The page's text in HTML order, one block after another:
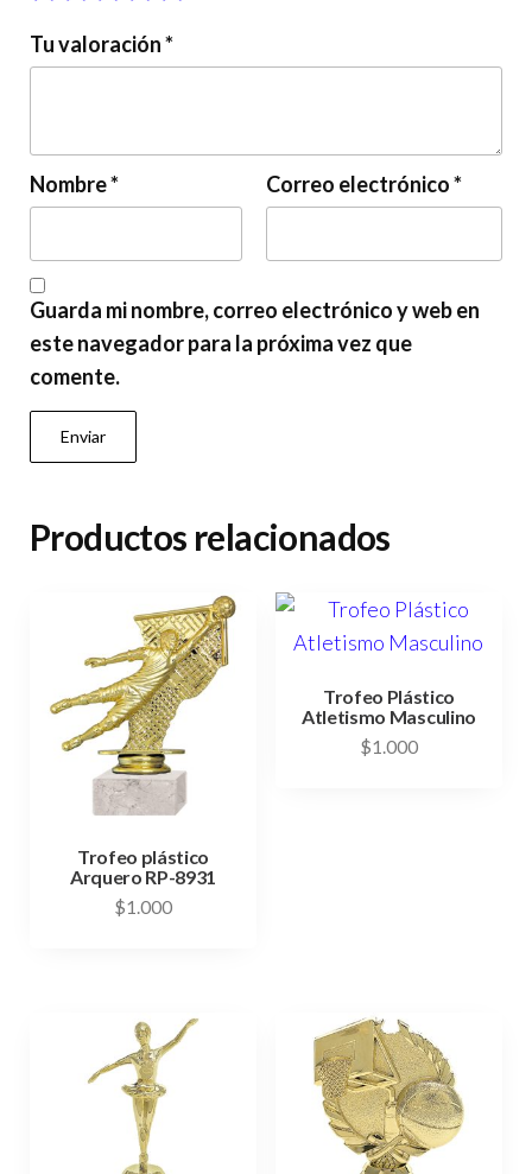
Tu valoración*
Nombre* Correo electrónico*
Guarda mi nombre, correo electrónico y web en
este navegador para la próxima vez que
comente.
Productos relacionados
Trofeo plástico
Arquero RP-8931
$1.000
Trofeo Plástico
Atletismo Masculino
$1.000